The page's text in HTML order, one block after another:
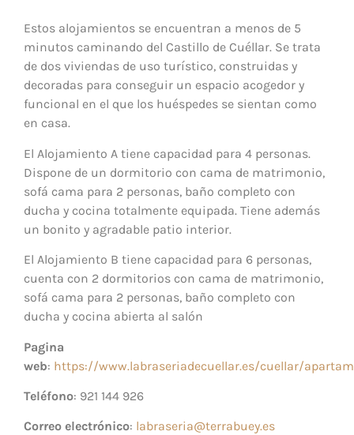
Estos alojamientos se encuentran a menos de 5
minutos caminando del Castillo de Cuéllar. Se trata
de dos viviendas de uso turístico, construidas y
decoradas para conseguir un espacio acogedor y
funcional en el que los huéspedes se sientan como
en casa.
El Alojamiento A tiene capacidad para 4 personas.
Dispone de un dormitorio con cama de matrimonio,
sofá cama para 2 personas, baño completo con
ducha y cocina totalmente equipada. Tiene además
un bonito y agradable patio interior.
El Alojamiento B tiene capacidad para 6 personas,
cuenta con 2 dormitorios con cama de matrimonio,
sofá cama para 2 personas, baño completo con
ducha y cocina abierta al salón
Pagina
web: https://www.labraseriadecuellar.es/cuellar/
Teléfono: 921 144 926
Correo electrónico: labraseria@terrabuey.es